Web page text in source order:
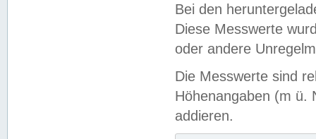
Bei den
Diese Messwerte
oder andere
Die Messwerte sind
Höhenangaben (m ü.
addieren.